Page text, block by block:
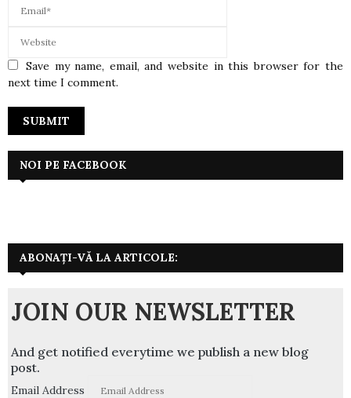
Save my name, email, and website in this browser for the
next time I comment.
NOI PE FACEBOOK
ABONAȚI-VĂ LA ARTICOLE:
JOIN OUR NEWSLETTER
And get notified everytime we publish a new blog
post.
Email Address